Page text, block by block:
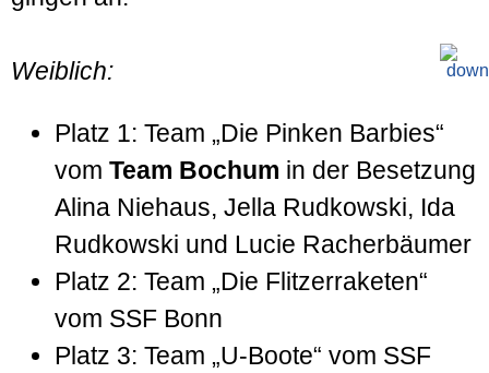
Weiblich:
Platz 1: Team „Die Pinken Barbies“
vom Team Bochum in der Besetzung
Alina Niehaus, Jella Rudkowski, Ida
Rudkowski und Lucie Racherbäumer
Platz 2: Team „Die Flitzerraketen“
vom SSF Bonn
Platz 3: Team „U-Boote“ vom SSF